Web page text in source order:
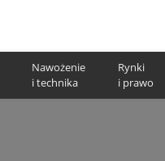
Nawożenie
i technika
Rynki
i prawo